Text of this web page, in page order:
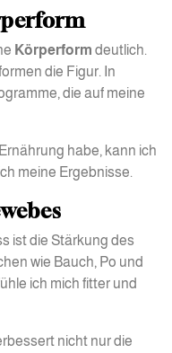
Körperform deutlich.
die Figur. In
die auf meine
habe, kann ich
meine Ergebnisse.
ist die Stärkung des
wie Bauch, Po und
ich mich fitter und
nicht nur die